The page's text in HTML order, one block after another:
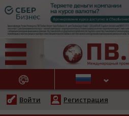
НОВОСТИ
Войти Регистрация